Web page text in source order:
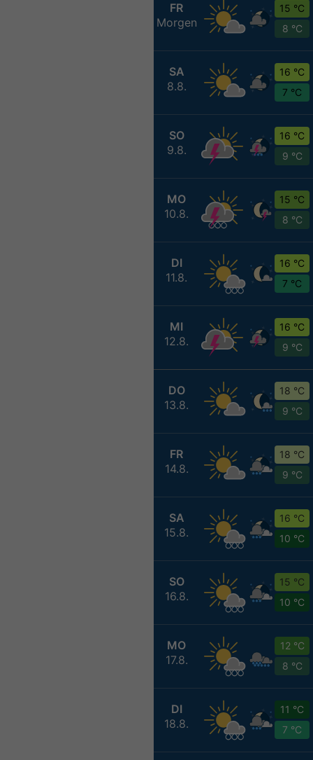
FR
Morgen
15 °C
8 °C
SA
8.8.
16 °C
7 °C
SO
9.8.
16 °C
9 °C
MO
10.8.
15 °C
8 °C
DI
11.8.
16 °C
7 °C
MI
12.8.
16 °C
9 °C
DO
13.8.
18 °C
9 °C
FR
14.8.
18 °C
9 °C
SA
15.8.
16 °C
10 °C
SO
16.8.
15 °C
10 °C
MO
17.8.
12 °C
8 °C
DI
18.8.
11 °C
7 °C